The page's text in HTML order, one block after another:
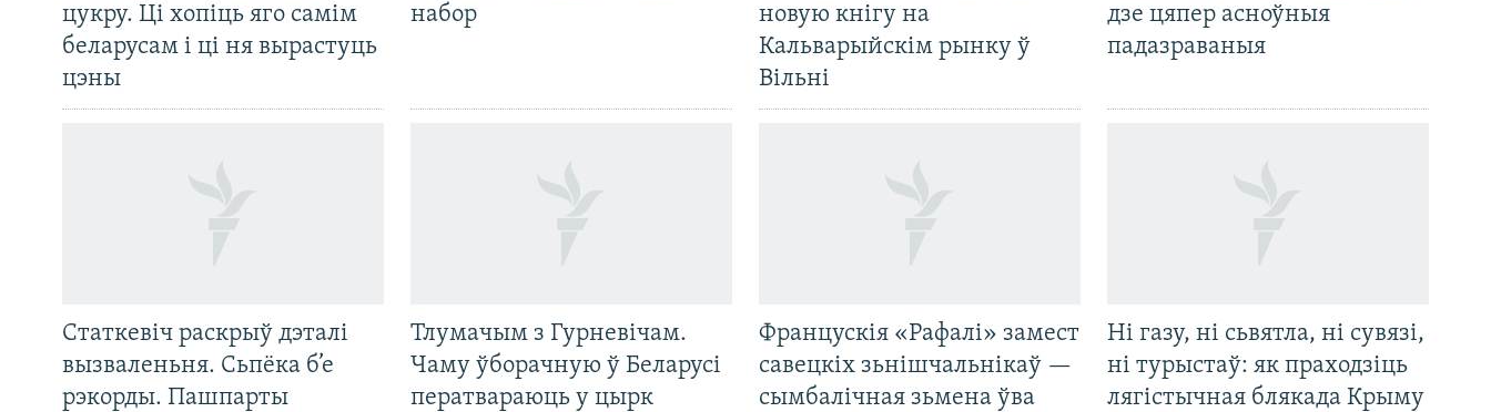
цукру. Ці хопіць яго самім
беларусам і ці ня вырастуць
цэны
набор
Статкевіч раскрыў дэталі
вызваленьня. Сьпёка б’е
рэкорды. Пашпарты
Тлумачым з Гурневічам.
Чаму ўборачную ў Беларусі
ператвараюць у цырк
новую кнігу на
Кальварыйскім рынку ў
Вільні
дзе цяпер асноўныя
падазраваныя
Францускія «Рафалі» замест
савецкіх зьнішчальнікаў —
сымбалічная зьмена ўва
Ні газу, ні сьвятла, ні сувязі,
ні турыстаў: як праходзіць
лягістычная блякада Крыму